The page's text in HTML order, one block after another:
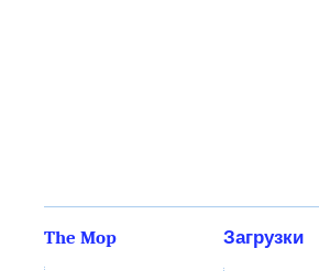
The Mop Загрузки